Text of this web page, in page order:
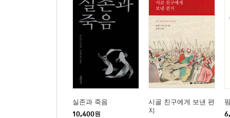
인간은 방황한다 / 도박, 오락과 같은 유흥은 우
애착을 끊으면 권태가 찾아온다 / 권세를 추구
우리를 흔들며 지배한다 / 완전히 똑같은 건 자
알려지길 원한다 / 칭찬받고 싶은 건 누구나 마
비참함을 드러내며 인간은 오만해진다 / 오만이
욕망과 힘이다 / 인간은 그 어떤 공로도 없이 보상
4장 인간이 만든 질서의 불완전함과 허상에 대하여
실존과 죽음
10,400원
시골 친구에게 보낸 편
지